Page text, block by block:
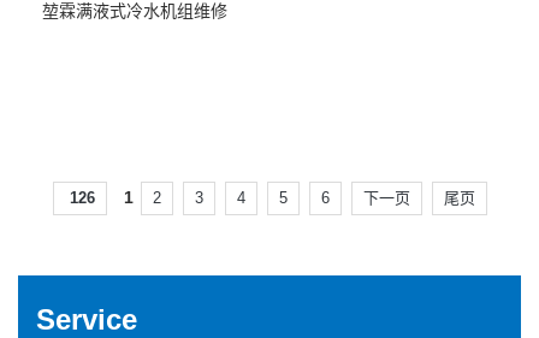
堃霖满液式冷水机组维修
126 1 2 3 4 5 6 下一页 尾页
Service